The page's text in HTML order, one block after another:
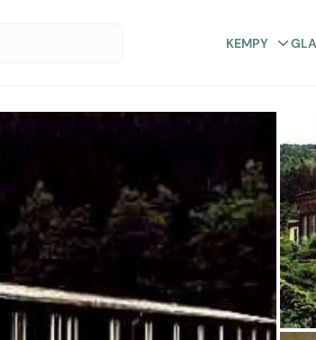
KEMPY